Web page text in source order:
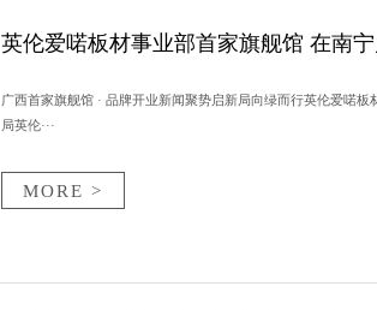
英伦爱喏板材事业部首家旗舰馆 在南
广西首家旗舰馆 · 品牌开业新闻聚势启新局向绿而行英伦爱喏
局英伦···
MORE >